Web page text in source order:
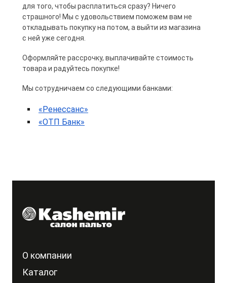
для того, чтобы расплатиться сразу? Ничего
страшного! Мы с удовольствием поможем вам не
откладывать покупку на потом, а выйти из магазина
с ней уже сегодня.
Оформляйте рассрочку, выплачивайте стоимость
товара и радуйтесь покупке!
Мы сотрудничаем со следующими банками:
«Ренессанс»
«ОТП Банк»
О компании
Каталог